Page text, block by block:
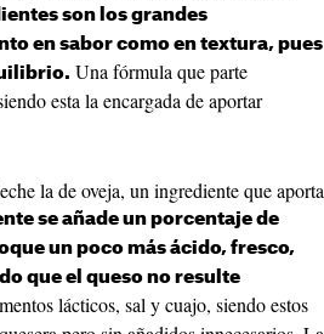
son los grandes
en sabor como en textura, pues
Una fórmula que parte
esta la encargada de aportar
la de oveja, un ingrediente que aporta
se añade un porcentaje de
un poco más ácido, fresco,
que el queso no resulte
lácticos, sal y cuajo, siendo estos